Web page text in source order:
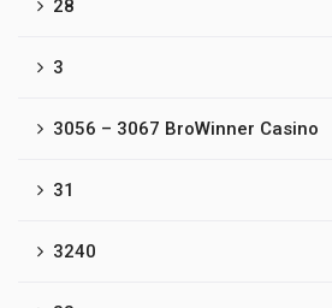
28
3
3056 – 3067 BroWinner Casino
31
3240